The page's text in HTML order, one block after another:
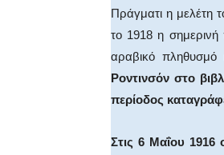
Πράγματι η μελέτη
το 1918 η σημερινή
αραβικό πληθυσμό
Ροντινσόν στο
περίοδος
Στις 6 Μαΐου